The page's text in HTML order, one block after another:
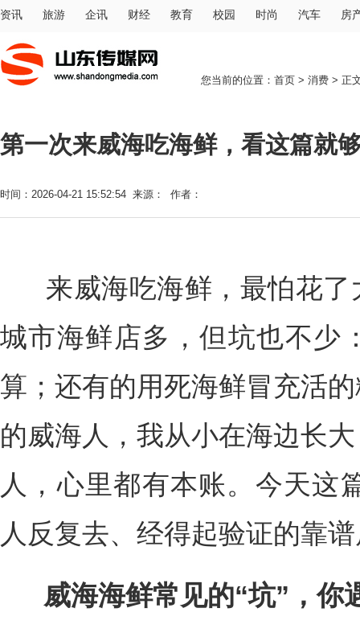
资讯 旅游 企讯 财经 教育 校园 时尚 汽车 房
您当前的位置： 首页 > 消费 > 正
第一次来威海吃海鲜，看这篇就
时间：2026-04-21 15:52:54 来源： 作者：
来威海吃海鲜，最怕花了
城市海鲜店多，但坑也不少
算；还有的用死海鲜冒充活
的威海人，我从小在海边长
人，心里都有本账。今天这
人反复去、经得起验证的靠
威海海鲜常见的“坑”，你